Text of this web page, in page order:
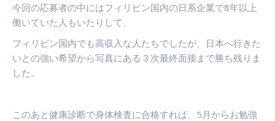
今回の応募者の中にはフィリピン国内の日系企業で8年以上
働いていた人もいたりして、
フィリピン国内でも高収入な人たちでしたが、日本へ行きた
いとの強い希望から写真にある３次最終面接まで勝ち残りま
した。
このあと健康診断で身体検査に合格すれば、5月からお勉強